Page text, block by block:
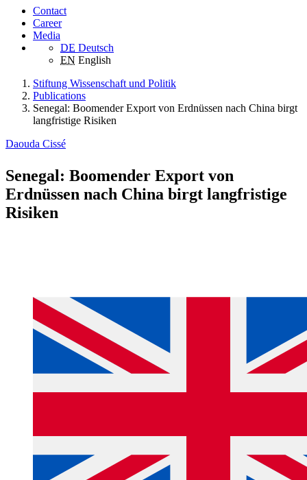
Contact
Career
Media
DE Deutsch
EN English
Stiftung Wissenschaft und Politik
Publications
Senegal: Boomender Export von Erdnüssen nach China birgt
langfristige Risiken
Daouda Cissé
Senegal: Boomender Export von
Erdnüssen nach China birgt langfristige
Risiken